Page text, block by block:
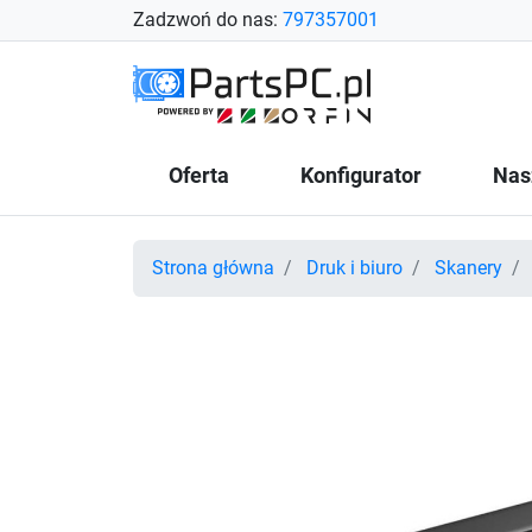
Zadzwoń do nas: 797357001
Oferta Konfigurator
Strona główna Druk i biuro Skanery